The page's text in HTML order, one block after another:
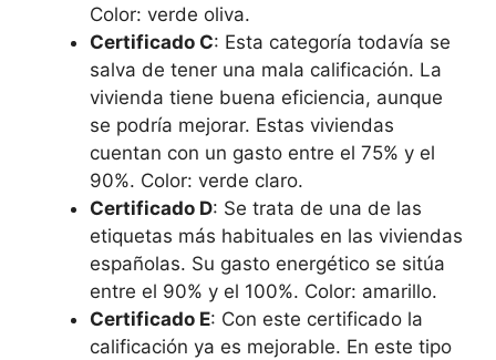
Color: verde oliva.
Certificado C: Esta categoría todavía se
salva de tener una mala calificación. La
vivienda tiene buena eficiencia, aunque
se podría mejorar. Estas viviendas
cuentan con un gasto entre el 75% y el
90%. Color: verde claro.
Certificado D: Se trata de una de las
etiquetas más habituales en las viviendas
españolas. Su gasto energético se sitúa
entre el 90% y el 100%. Color: amarillo.
Certificado E: Con este certificado la
calificación ya es mejorable. En este tipo